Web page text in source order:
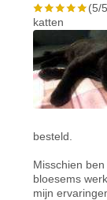
(5/
katten
besteld.
Misschien
bloesems
mijn